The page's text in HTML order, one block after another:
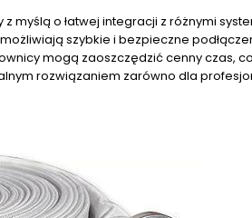
myślą o łatwej integracji z różnymi
szybkie i bezpieczne
mogą zaoszczędzić cenny czas,
rozwiązaniem zarówno dla